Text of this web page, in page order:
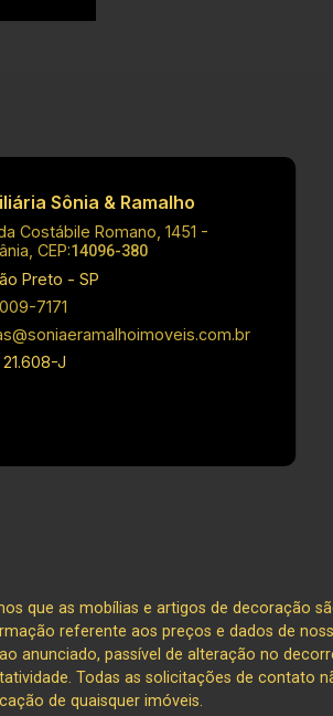
Sônia & Ramalho
Costábile Romano, 1451 -
CEP:14096-380
Preto - SP
7171
J
que as mobílias e artigos de decoração
referente aos preços e dados de
anunciado, passível de alteração no
Todas as solicitações de contato
de quaisquer imóveis.